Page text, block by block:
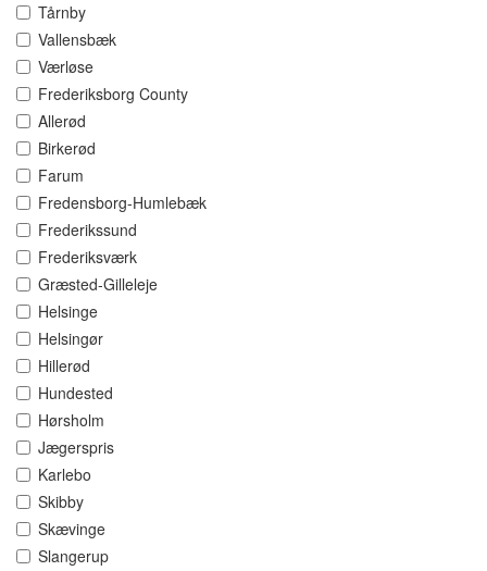
Tårnby
Vallensbæk
Værløse
Frederiksborg County
Allerød
Birkerød
Farum
Fredensborg-Humlebæk
Frederikssund
Frederiksværk
Græsted-Gilleleje
Helsinge
Helsingør
Hillerød
Hundested
Hørsholm
Jægerspris
Karlebo
Skibby
Skævinge
Slangerup